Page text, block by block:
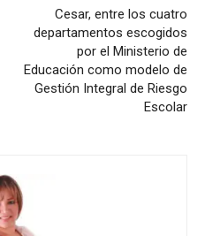
Cesar, entre los cuatro
departamentos escogidos
por el Ministerio de
Educación como modelo de
Gestión Integral de Riesgo
Escolar